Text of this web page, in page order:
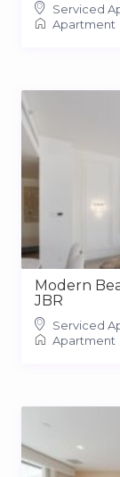
Serviced
Apartment
Modern
JBR
Serviced
Apartment